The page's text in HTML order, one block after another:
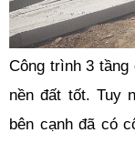
Công trình 3
nền đất tốt. Tuy
bên cạnh đã có